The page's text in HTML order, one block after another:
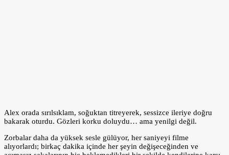
Alex orada sırılsıklam, soğuktan titreyerek, sessizce ileriye doğru
bakarak oturdu. Gözleri korku doluydu… ama yenilgi değil.
Zorbalar daha da yüksek sesle gülüyor, her saniyeyi filme
alıyorlardı; birkaç dakika içinde her şeyin değişeceğinden ve